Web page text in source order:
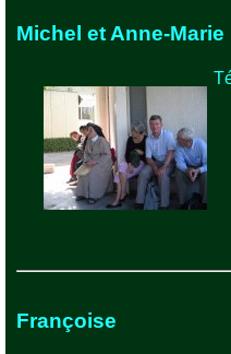
Michel et Anne-Marie
Françoise